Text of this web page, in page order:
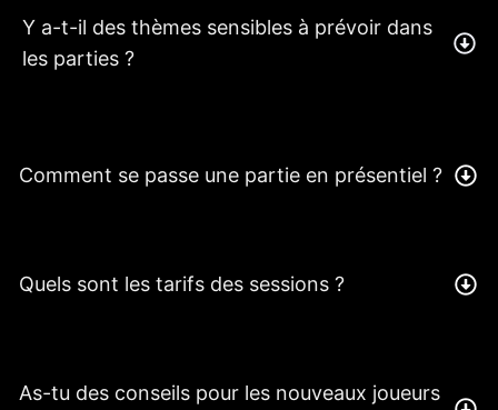
Y a-t-il des thèmes sensibles à prévoir dans
les parties ?
Où se déroulent les sessions en présentiel ?
Comment se passe une partie en présentiel ?
Quels sont les tarifs des sessions ?
As-tu des conseils pour les nouveaux joueurs